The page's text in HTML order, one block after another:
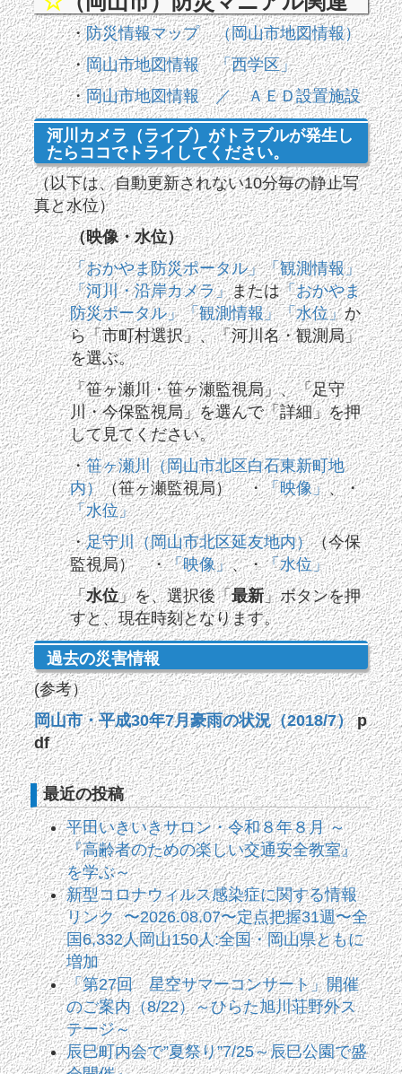
・防災情報マップ （岡山市地図情報）
・岡山市地図情報 「西学区」
・岡山市地図情報 ／ ＡＥＤ設置施設
河川カメラ（ライブ）がトラブルが発生し
たらココでトライしてください。
（以下は、自動更新されない10分毎の静止写
真と水位）
（映像・水位）
「おかやま防災ポータル」「観測情報」
「河川・沿岸カメラ」または「おかやま
防災ポータル」「観測情報」「水位」か
ら「市町村選択」、「河川名・観測局」
を選ぶ。
「笹ヶ瀬川・笹ヶ瀬監視局」、「足守
川・今保監視局」を選んで「詳細」を押
して見てください。
・笹ヶ瀬川（岡山市北区白石東新町地
内）（笹ヶ瀬監視局） ・「映像」、・
「水位」
・足守川（岡山市北区延友地内）（今保
監視局）
・「映像」、・「水位」
「水位」を、選択後「最新」ボタンを押
すと、現在時刻となります。
過去の災害情報
(参考）
岡山市・平成30年7月豪雨の状況（2018/7）p
df
最近の投稿
平田いきいきサロン・令和８年８月 ～
『高齢者のための楽しい交通安全教室』
を学ぶ～
新型コロナウィルス感染症に関する情報
リンク 〜2026.08.07〜定点把握31週〜全
国6,332人岡山150人:全国・岡山県ともに
増加
「第27回 星空サマーコンサート」開催
のご案内（8/22）～ひらた旭川荘野外ス
テージ～
辰巳町内会で”夏祭り”7/25～辰巳公園で盛